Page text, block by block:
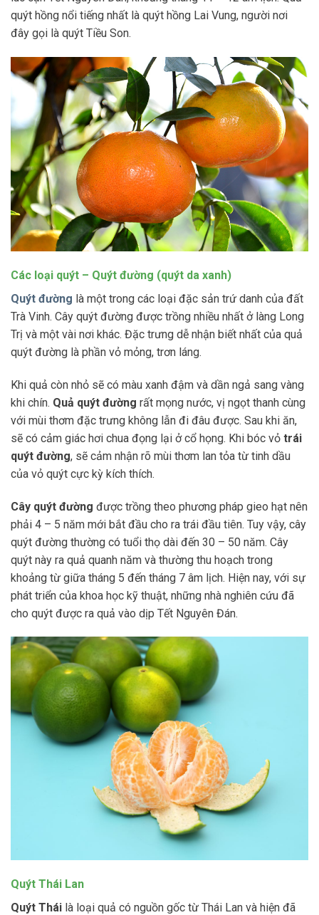
quýt hồng nổi tiếng nhất là quýt hồng Lai Vung, người nơi
đây gọi là quýt Tiều Son.
Các loại quýt – Quýt đường (quýt da xanh)
Quýt đường là một trong các loại đặc sản trứ danh của đất
Trà Vinh. Cây quýt đường được trồng nhiều nhất ở làng Long
Trị và một vài nơi khác. Đặc trưng dễ nhận biết nhất của quả
quýt đường là phần vỏ mỏng, trơn láng.
Khi quả còn nhỏ sẽ có màu xanh đậm và dần ngả sang vàng
khi chín. Quả quýt đường rất mọng nước, vị ngọt thanh cùng
với mùi thơm đặc trưng không lẫn đi đâu được. Sau khi ăn,
sẽ có cảm giác hơi chua đọng lại ở cổ họng. Khi bóc vỏ trái
quýt đường, sẽ cảm nhận rõ mùi thơm lan tỏa từ tinh dầu
của vỏ quýt cực kỳ kích thích.
Cây quýt đường được trồng theo phương pháp gieo hạt nên
phải 4 – 5 năm mới bắt đầu cho ra trái đầu tiên. Tuy vậy, cây
quýt đường thường có tuổi thọ dài đến 30 – 50 năm. Cây
quýt này ra quả quanh năm và thường thu hoạch trong
khoảng từ giữa tháng 5 đến tháng 7 âm lịch. Hiện nay, với sự
phát triển của khoa học kỹ thuật, những nhà nghiên cứu đã
cho quýt được ra quả vào dịp Tết Nguyên Đán.
Quýt Thái Lan
Quýt Thái là loại quả có nguồn gốc từ Thái Lan và hiện đã